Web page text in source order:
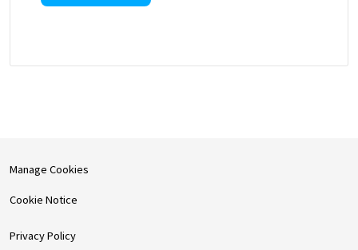
Manage Cookies
Cookie Notice
Privacy Policy